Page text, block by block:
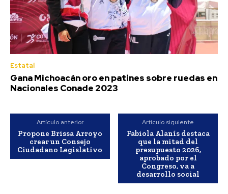
Estatal
Gana Michoacán oro en patines sobre ruedas en
Nacionales Conade 2023
Artículo anterior
Propone Brissa Arroyo
crear un Consejo
Ciudadano Legislativo
Artículo siguiente
Fabiola Alanís destaca
que la mitad del
presupuesto 2026,
aprobado por el
Congreso, va a
desarrollo social